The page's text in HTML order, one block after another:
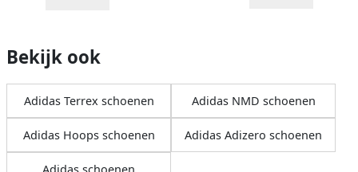
Bekijk ook
Adidas Terrex schoenen Adidas NMD schoenen
Adidas Hoops schoenen Adidas Adizero schoenen